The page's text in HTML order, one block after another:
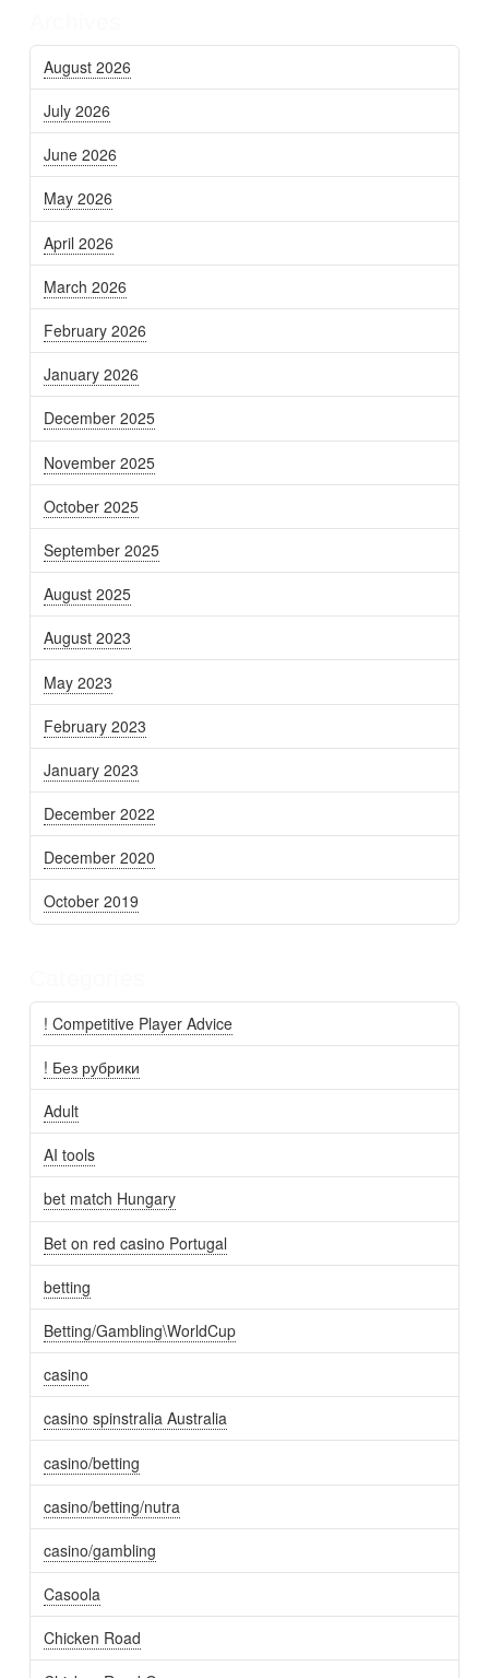
August 2026
July 2026
June 2026
May 2026
April 2026
March 2026
February 2026
January 2026
December 2025
November 2025
October 2025
September 2025
August 2025
August 2023
May 2023
February 2023
January 2023
December 2022
December 2020
October 2019
! Competitive Player Advice
! Без рубрики
Adult
AI tools
bet match Hungary
Bet on red casino Portugal
betting
Betting/Gambling\WorldCup
casino
casino spinstralia Australia
casino/betting
casino/betting/nutra
casino/gambling
Casoola
Chicken Road